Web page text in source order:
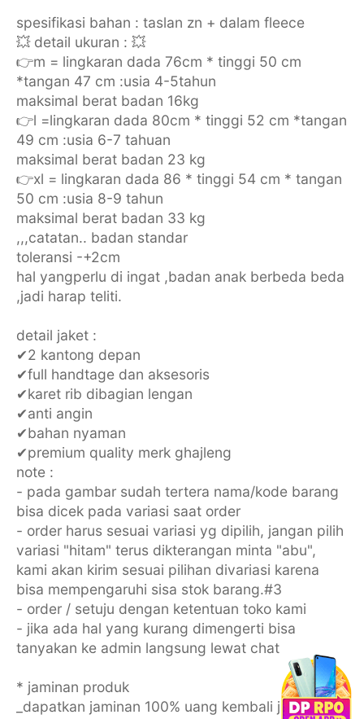
spesifikasi bahan : taslan zn + dalam fleece
💥 detail ukuran : 💥
👉m = lingkaran dada 76cm * tinggi 50 cm
*tangan 47 cm :usia 4-5tahun
maksimal berat badan 16kg
👉l =lingkaran dada 80cm * tinggi 52 cm *tangan
49 cm :usia 6-7 tahuan
maksimal berat badan 23 kg
👉xl = lingkaran dada 86 * tinggi 54 cm * tangan
50 cm :usia 8-9 tahun
maksimal berat badan 33 kg
,,,catatan.. badan standar
toleransi -+2cm
hal yangperlu di ingat ,badan anak berbeda beda
,jadi harap teliti.
detail jaket :
✔2 kantong depan
✔full handtage dan aksesoris
✔karet rib dibagian lengan
✔anti angin
✔bahan nyaman
✔premium quality merk ghajleng
note :
- pada gambar sudah tertera nama/kode barang
bisa dicek pada variasi saat order
- order harus sesuai variasi yg dipilih, jangan pilih
variasi "hitam" terus dikterangan minta "abu",
kami akan kirim sesuai pilihan divariasi karena
bisa mempengaruhi sisa stok barang.#3
- order / setuju dengan ketentuan toko kami
- jika ada hal yang kurang dimengerti bisa
tanyakan ke admin langsung lewat chat
* jaminan produk
_dapatkan jaminan 100% uang kembali jika